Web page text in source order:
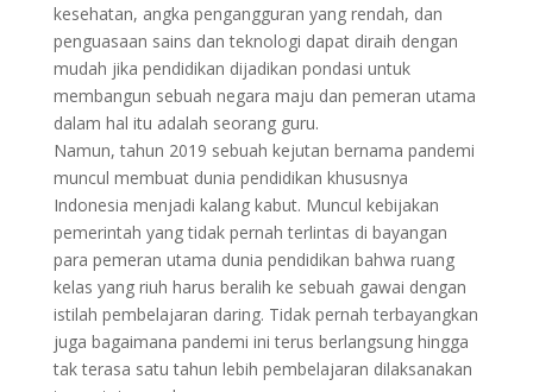
kesehatan, angka pengangguran yang rendah, dan
penguasaan sains dan teknologi dapat diraih dengan
mudah jika pendidikan dijadikan pondasi untuk
membangun sebuah negara maju dan pemeran utama
dalam hal itu adalah seorang guru.
Namun, tahun 2019 sebuah kejutan bernama pandemi
muncul membuat dunia pendidikan khususnya
Indonesia menjadi kalang kabut. Muncul kebijakan
pemerintah yang tidak pernah terlintas di bayangan
para pemeran utama dunia pendidikan bahwa ruang
kelas yang riuh harus beralih ke sebuah gawai dengan
istilah pembelajaran daring. Tidak pernah terbayangkan
juga bagaimana pandemi ini terus berlangsung hingga
tak terasa satu tahun lebih pembelajaran dilaksanakan